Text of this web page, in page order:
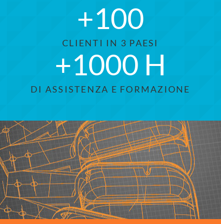
+100
CLIENTI IN 3 PAESI
+1000 H
DI ASSISTENZA E FORMAZIONE